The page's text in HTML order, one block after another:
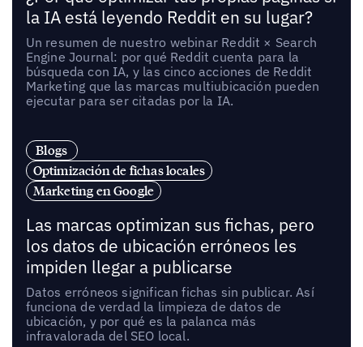
la IA está leyendo Reddit en su lugar?
Un resumen de nuestro webinar Reddit × Search
Engine Journal: por qué Reddit cuenta para la
búsqueda con IA, y las cinco acciones de Reddit
Marketing que las marcas multiubicación pueden
ejecutar para ser citadas por la IA.
Blogs
Optimización de fichas locales
Marketing en Google
Las marcas optimizan sus fichas, pero
los datos de ubicación erróneos les
impiden llegar a publicarse
Datos erróneos significan fichas sin publicar. Así
funciona de verdad la limpieza de datos de
ubicación, y por qué es la palanca más
infravalorada del SEO local.